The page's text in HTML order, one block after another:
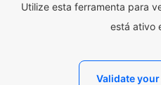
Utilize esta ferramenta para
está ativo
Validate your